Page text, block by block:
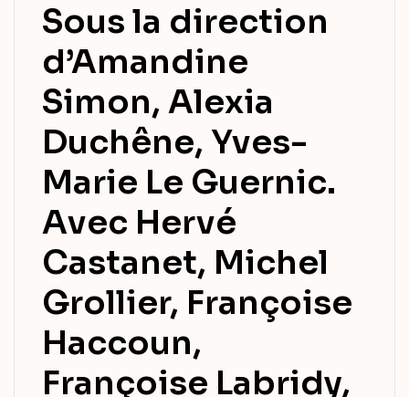
Sous la direction
d’Amandine
Simon, Alexia
Duchêne, Yves-
Marie Le Guernic.
Avec Hervé
Castanet, Michel
Grollier, Françoise
Haccoun,
Françoise Labridy,